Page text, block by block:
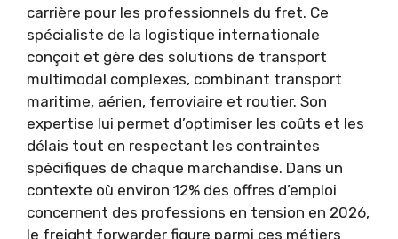
carrière pour les professionnels du fret. Ce
spécialiste de la logistique internationale
conçoit et gère des solutions de transport
multimodal complexes, combinant transport
maritime, aérien, ferroviaire et routier. Son
expertise lui permet d’optimiser les coûts et les
délais tout en respectant les contraintes
spécifiques de chaque marchandise. Dans un
contexte où environ 12% des offres d’emploi
concernent des professions en tension en 2026,
le freight forwarder figure parmi ces métiers